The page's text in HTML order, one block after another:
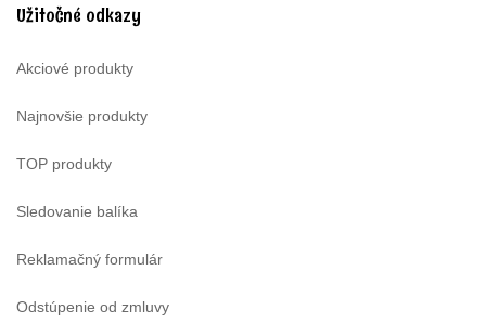
Užitočné odkazy
Akciové produkty
Najnovšie produkty
TOP produkty
Sledovanie balíka
Reklamačný formulár
Odstúpenie od zmluvy